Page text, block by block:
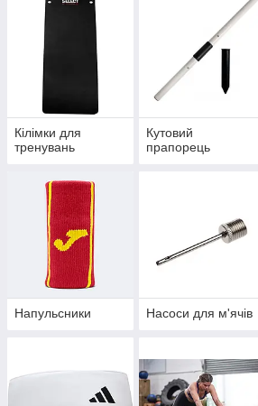
Кілімки для
тренувань
Кутовий
прапорець
Напульсники Насоси для м'ячів